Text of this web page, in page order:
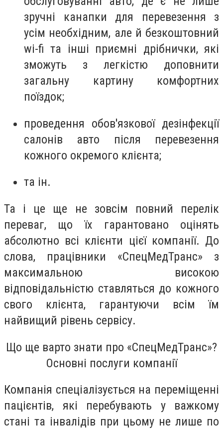
зручні канапки для перевезення з
усім необхідним, але й безкоштовний
wi-fi та інші приємні дрібнички, які
зможуть з легкістю доповнити
загальну картину комфортних
поїздок;
проведення обов'язкової дезінфекції
салонів авто після перевезення
кожного окремого клієнта;
та ін.
Та і це ще не зовсім повний перелік
переваг, що їх гарантовано оцінять
абсолютно всі клієнти цієї компанії. До
слова, працівники «СпецМедТранс» з
максимальною високою
відповідальністю ставляться до кожного
свого клієнта, гарантуючи всім їм
найвищий рівень сервісу.
Що ще варто знати про «СпецМедТранс»?
Основні послуги компанії
Компанія спеціалізується на переміщенні
пацієнтів, які перебувають у важкому
стані та інвалідів при цьому не лише по